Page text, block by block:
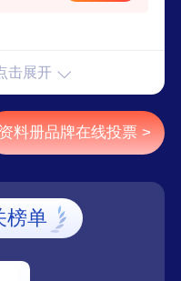
击展开
料册品牌在线投票 >
榜单